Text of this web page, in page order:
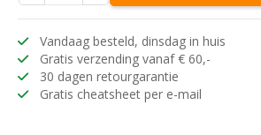
Vandaag besteld, dinsdag in huis
Gratis verzending vanaf € 60,-
30 dagen retourgarantie
Gratis cheatsheet per e-mail